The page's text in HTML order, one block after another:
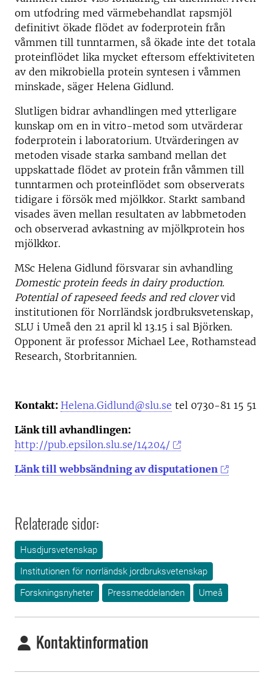
om utfodring med värmebehandlat rapsmjöl
definitivt ökade flödet av foderprotein från
våmmen till tunntarmen, så ökade inte det totala
proteinflödet lika mycket eftersom effektiviteten
av den mikrobiella protein syntesen i våmmen
minskade, säger Helena Gidlund.
Slutligen bidrar avhandlingen med ytterligare
kunskap om en in vitro-metod som utvärderar
foderprotein i laboratorium. Utvärderingen av
metoden visade starka samband mellan det
uppskattade flödet av protein från våmmen till
tunntarmen och proteinflödet som observerats
tidigare i försök med mjölkkor. Starkt samband
visades även mellan resultaten av labbmetoden
och observerad avkastning av mjölkprotein hos
mjölkkor.
MSc Helena Gidlund försvarar sin avhandling
Domestic protein feeds in dairy production.
Potential of rapeseed feeds and red clovervid
institutionen för Norrländsk jordbruksvetenskap,
SLU i Umeå den 21 april kl 13.15 i sal Björken.
Opponent är professor Michael Lee, Rothamstead
Research, Storbritannien.
Kontakt: Helena.Gidlund@slu.se tel 0730-81 15 51
Länk till avhandlingen:
http://pub.epsilon.slu.se/14204/
Länk till webbsändning av disputationen
Relaterade sidor:
Husdjursvetenskap
Institutionen för norrländsk jordbruksvetenskap
Forskningsnyheter
Pressmeddelanden Umeå
Kontaktinformation